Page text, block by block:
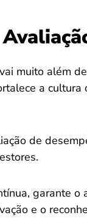
muito além
a cultura
de
garante o
e o